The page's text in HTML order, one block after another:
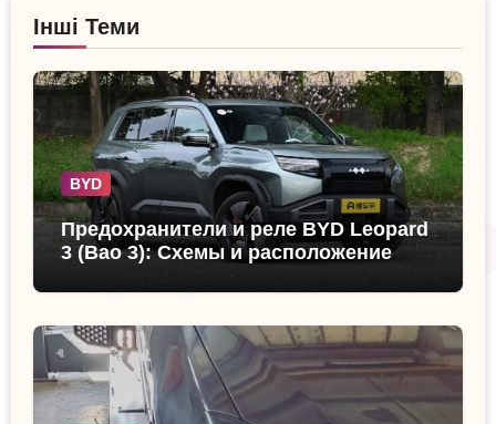
Інші Теми
BYD
Предохранители и реле BYD Leopard
3 (Bao 3): Схемы и расположение